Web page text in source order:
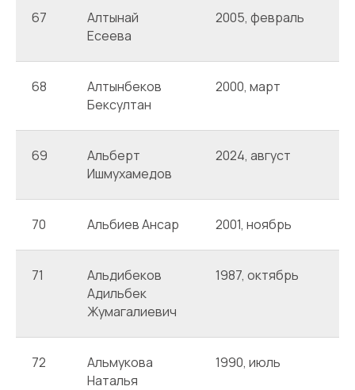
67
Алтынай
Есеева
2005, февраль
68
Алтынбеков
Бексултан
2000, март
69
Альберт
Ишмухамедов
2024, август
70 Альбиев Ансар 2001, ноябрь
71
Альдибеков
Адильбек
Жумагалиевич
1987, октябрь
72
Альмукова
Наталья
1990, июль